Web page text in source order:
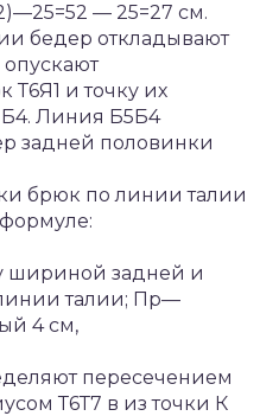
— 25=27 см.
бедер откладывают
опускают
Т6Я1 и точку их
Б4. Линия Б5Б4
задней половинки
брюк по линии талии
формуле:
шириной задней и
талии; Пр—
4 см,
пересечением
Т6Т7 в из точки К